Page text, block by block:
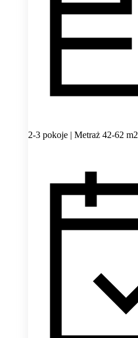
2-3 pokoje | Metraż 42-62 m2